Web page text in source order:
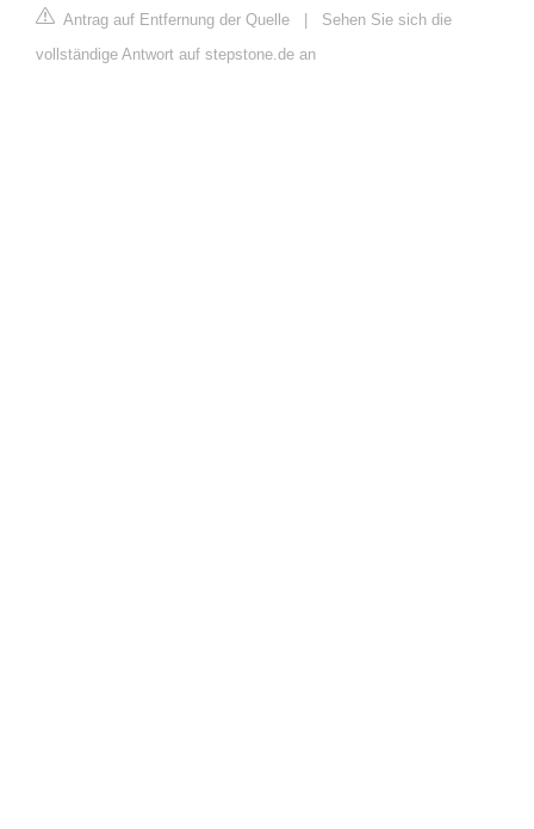
Antrag auf Entfernung der Quelle | Sehen Sie sich die
vollständige Antwort auf stepstone.de an